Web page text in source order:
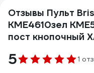
Отзывы Пульт
КМЕ4610зел
пост кнопочный
5 1